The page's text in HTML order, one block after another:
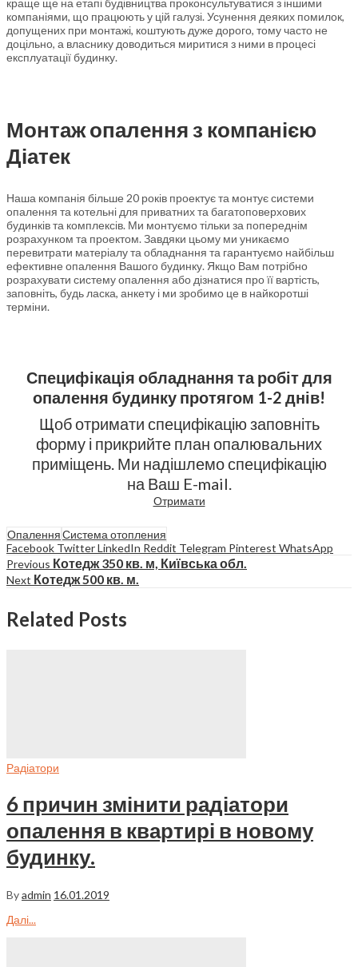
краще ще на етапі будівництва проконсультуватися з іншими
компаніями, що працюють у цій галузі. Усунення деяких помилок,
допущених при монтажі, коштують дуже дорого, тому часто не
доцільно, а власнику доводиться миритися з ними в процесі
експлуатації будинку.
Монтаж опалення з компанією
Діатек
Наша компанія більше 20 років проектує та монтує системи
опалення та котельні для приватних та багатоповерхових
будинків та комплексів. Ми монтуємо тільки за попереднім
розрахунком та проектом. Завдяки цьому ми уникаємо
перевитрати матеріалу та обладнання та гарантуємо найбільш
ефективне опалення Вашого будинку. Якщо Вам потрібно
розрахувати систему опалення або дізнатися про її вартість,
заповніть, будь ласка, анкету і ми зробимо це в найкоротші
терміни.
Специфікація обладнання та робіт для
опалення будинку протягом 1-2 днів!
Щоб отримати специфікацію заповніть
форму і прикрийте план опалювальних
приміщень. Ми надішлемо специфікацію
на Ваш E-mail.
Отримати
ОпаленняСистема отопления
Facebook TwitterLinkedIn Reddit Telegram Pinterest WhatsApp
Previous Котедж 350 кв. м, Київська обл.
Next Котедж 500 кв. м.
Related Posts
Радіатори
6 причин змінити радіатори
опалення в квартирі в новому
будинку.
Byadmin 16.01.2019
Далі...